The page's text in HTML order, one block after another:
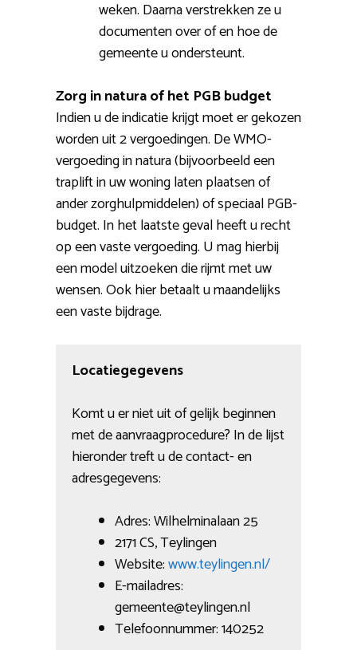
weken. Daarna verstrekken ze u
documenten over of en hoe de
gemeente u ondersteunt.
Zorg in natura of het PGB budget
Indien u de indicatie krijgt moet er gekozen
worden uit 2 vergoedingen. De WMO-
vergoeding in natura (bijvoorbeeld een
traplift in uw woning laten plaatsen of
ander zorghulpmiddelen) of speciaal PGB-
budget. In het laatste geval heeft u recht
op een vaste vergoeding. U mag hierbij
een model uitzoeken die rijmt met uw
wensen. Ook hier betaalt u maandelijks
een vaste bijdrage.
Locatiegegevens
Komt u er niet uit of gelijk beginnen
met de aanvraagprocedure? In de lijst
hieronder treft u de contact- en
adresgegevens:
Adres: Wilhelminalaan 25
2171 CS, Teylingen
Website:www.teylingen.nl/
E-mailadres:
gemeente@teylingen.nl
Telefoonnummer: 140252